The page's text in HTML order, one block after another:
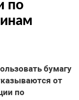
по
бумагу
от
по